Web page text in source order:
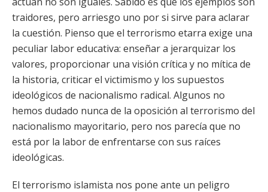
traidores, pero arriesgo uno por si sirve para aclarar
la cuestión. Pienso que el terrorismo etarra exige una
peculiar labor educativa: enseñar a jerarquizar los
valores, proporcionar una visión crítica y no mítica de
la historia, criticar el victimismo y los supuestos
ideológicos de nacionalismo radical. Algunos no
hemos dudado nunca de la oposición al terrorismo del
nacionalismo mayoritario, pero nos parecía que no
está por la labor de enfrentarse con sus raíces
ideológicas.
El terrorismo islamista nos pone ante un peligro